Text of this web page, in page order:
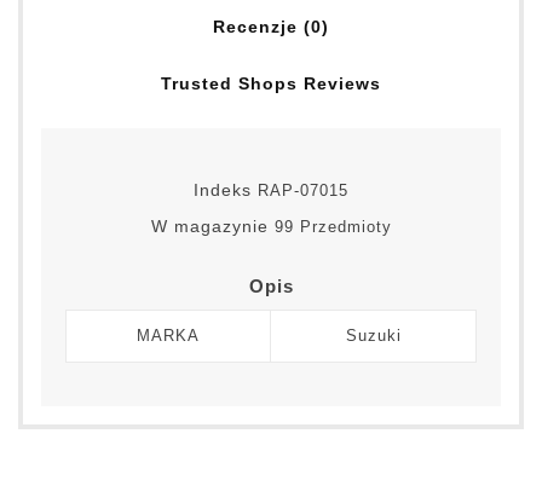
Recenzje (0)
Trusted Shops Reviews
Indeks RAP-07015
W magazynie 99 Przedmioty
Opis
MARKA Suzuki